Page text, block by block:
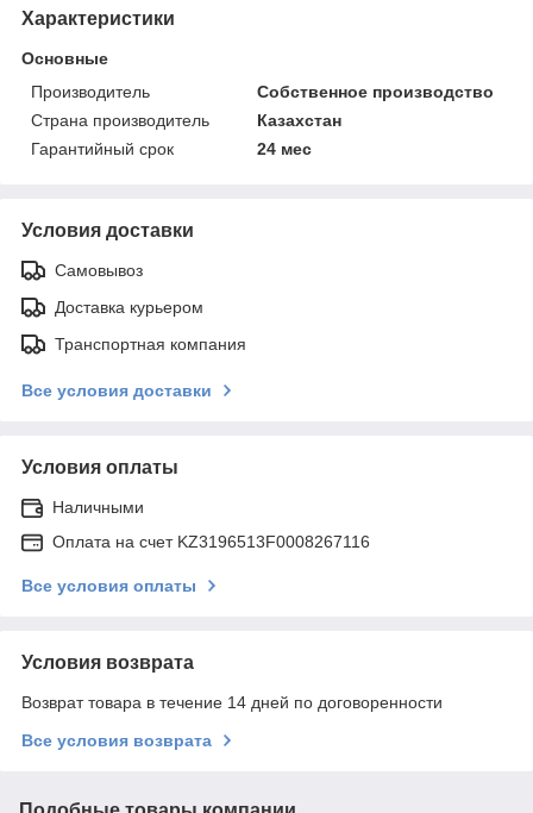
Характеристики
Основные
Производитель
Собственное производство
Страна производитель
Казахстан
Гарантийный срок
24 мес
Условия доставки
Самовывоз
Доставка курьером
Транспортная компания
Все условия доставки
Условия оплаты
Наличными
Оплата на счет KZ3196513F0008267116
Все условия оплаты
Условия возврата
Возврат товара в течение 14 дней по договоренности
Все условия возврата